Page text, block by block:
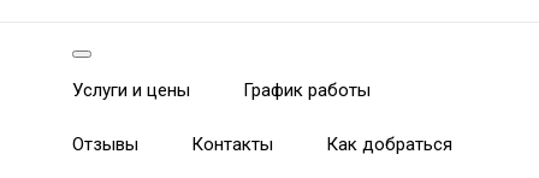
Услуги и цены График работы
Отзывы Контакты Как добраться